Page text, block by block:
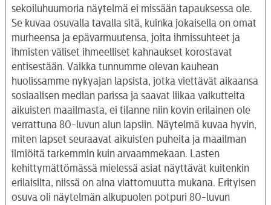
sekoiluhuumoria näytelmä ei missään tapauksessa ole.
Se kuvaa osuvalla tavalla sitä, kuinka jokaisella on omat
murheensa ja epävarmuutensa, joita ihmissuhteet ja
ihmisten väliset ihmeelliset kahnaukset korostavat
entisestään. Vaikka tunnumme olevan kauhean
huolissamme nykyajan lapsista, jotka viettävät aikaansa
sosiaalisen median parissa ja saavat liikaa vaikutteita
aikuisten maailmasta, ei tilanne niin kovin erilainen ole
verrattuna 80-luvun alun lapsiin. Näytelmä kuvaa hyvin,
miten lapset seuraavat aikuisten puheita ja maailman
ilmiöitä tarkemmin kuin arvaammekaan. Lasten
kehittymättömässä mielessä asiat näyttävät kuitenkin
erilaisilta, niissä on aina viattomuutta mukana. Erityisen
osuva oli näytelmän alkupuolen potpuri 80-luvun